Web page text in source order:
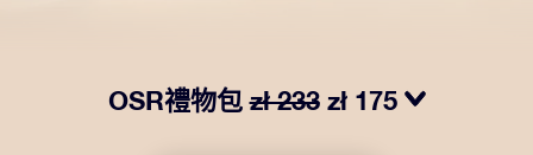
OSR禮物包zł 233 zł 175